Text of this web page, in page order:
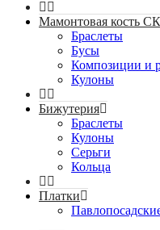
Мамонтовая кость
Браслеты
Бусы
Композиции и
Кулоны
Бижутерия
Браслеты
Кулоны
Серьги
Кольца
Платки